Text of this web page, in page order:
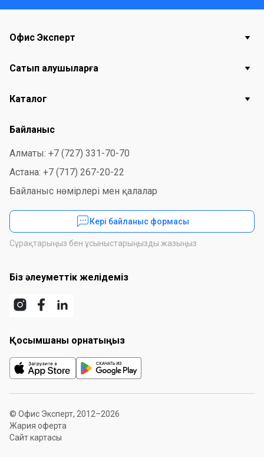
Офис Эксперт
Сатып алушыларға
Каталог
Байланыс
Алматы: +7 (727) 331-70-70
Астана: +7 (717) 267-20-22
Байланыс нөмірлері мен қалалар
Кері байланыс формасы
Сұрақтарыңыз бен ұсыныстарыңызды жазыңыз
Біз әлеуметтік желідеміз
Қосымшаны орнатыңыз
© Офис Эксперт, 2012–2026
Жария оферта
Сайт картасы